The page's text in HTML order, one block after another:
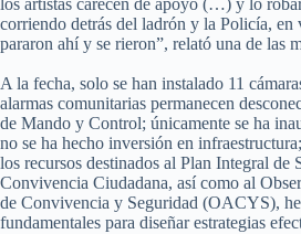
los artistas carecen de apoyo (…) y lo
corriendo detrás del ladrón y la Policía, en
pararon ahí y se rieron”, relató una de las
A la fecha, solo se han instalado 11
alarmas comunitarias permanecen
de Mando y Control; únicamente se ha
no se ha hecho inversión en
los recursos destinados al Plan Integral de
Convivencia Ciudadana, así como al
de Convivencia y Seguridad (OACYS),
fundamentales para diseñar estrategias